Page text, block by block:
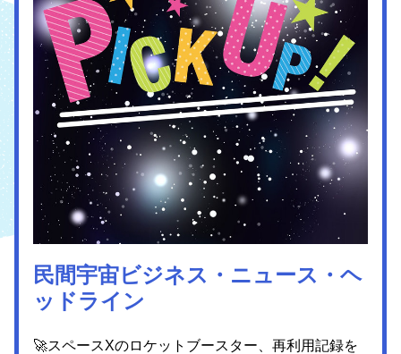
民間宇宙ビジネス・ニュース・ヘ
ッドライン
🚀スペースXのロケットブースター、再利用記録を